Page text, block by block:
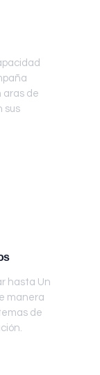
aras de
sus
hasta Un
manera
de